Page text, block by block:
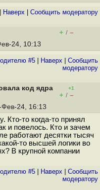
Наверх Cообщить модератору
+ / –
24, 10:13
#5 Наверх
Cообщить
модератору
код ядра
+1
+ / –
Фев-24, 16:13
Кто-то когда-то принял
и повелось. Кто и зачем
работают десятки тысяч
то высшей логики во
В крупной компании
#5 Наверх
Cообщить
модератору